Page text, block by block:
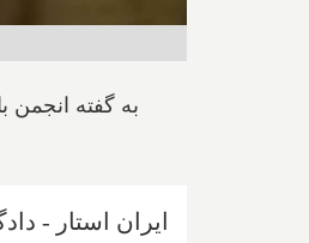
به گفته انجمن
ایران استار - دادگاهی در ایالات متحده